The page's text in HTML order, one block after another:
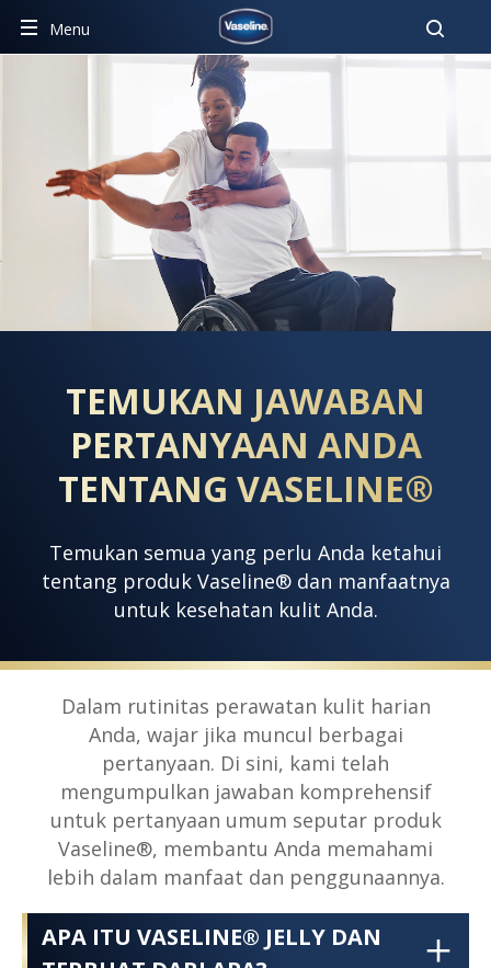
Menu
PERTANYAAN UMUM
TEMUKAN JAWABAN
PERTANYAAN ANDA
TENTANG VASELINE®
Temukan semua yang perlu Anda ketahui
tentang produk Vaseline® dan manfaatnya
untuk kesehatan kulit Anda.
Dalam rutinitas perawatan kulit harian
Anda, wajar jika muncul berbagai
pertanyaan. Di sini, kami telah
mengumpulkan jawaban komprehensif
untuk pertanyaan umum seputar produk
Vaseline®, membantu Anda memahami
lebih dalam manfaat dan penggunaannya.
APA ITU VASELINE® JELLY DAN